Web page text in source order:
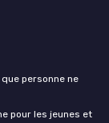
personne ne
pour les jeunes et